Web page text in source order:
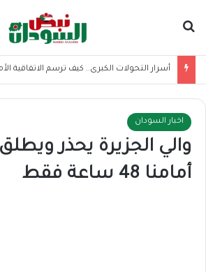
اخبار السودان
والي الجزيرة يحذر ويطلق
أمامنا 48 ساعة فقط